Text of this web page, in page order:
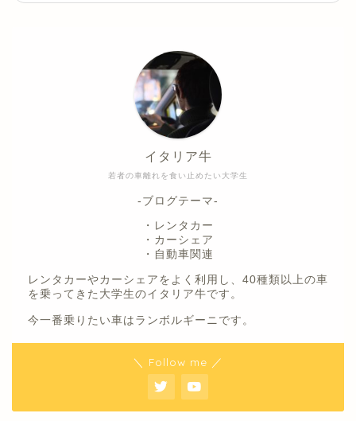
若者の車離れを食い止めたい大学生
イタリア牛
-ブログテーマ-
・レンタカー
・カーシェア
・自動車関連
レンタカーやカーシェアをよく利用し、40種類以上の車
を乗ってきた大学生のイタリア牛です。
今一番乗りたい車はランボルギーニです。
＼ Follow me ／